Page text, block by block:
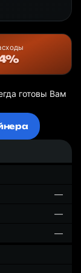
готовы Вам
—
—
—